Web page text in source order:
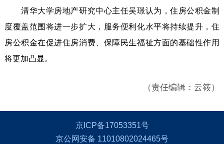
清华大学房地产研究中心主任吴璟认为，住房公积金制
度覆盖范围将进一步扩大，服务便利化水平将持续提升，住
房公积金在促进住房消费、保障民生福祉方面的基础性作用
将更加凸显。
（责任编辑：云筱）
京ICP备17053351号
京公网安备 11010802024465号